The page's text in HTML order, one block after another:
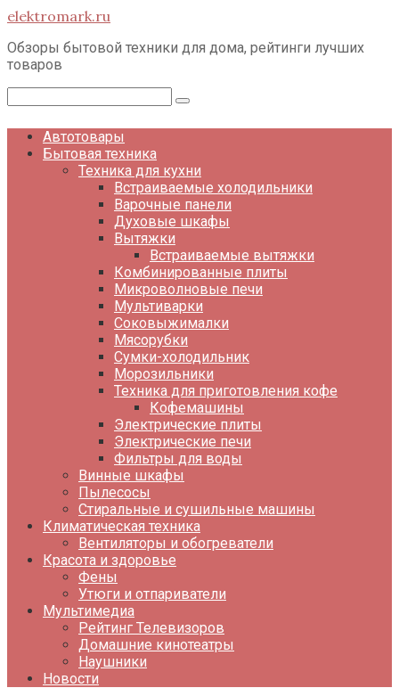
Перейти
контенту
elektromark.ru
Обзоры бытовой техники для дома, рейтинги лучших
товаров
Автотовары
Бытовая техника
Техника для кухни
Встраиваемые холодильники
Варочные панели
Духовые шкафы
Вытяжки
Встраиваемые вытяжки
Комбинированные плиты
Микроволновые печи
Мультиварки
Соковыжималки
Мясорубки
Сумки-холодильник
Морозильники
Техника для приготовления кофе
Кофемашины
Электрические плиты
Электрические печи
Фильтры для воды
Винные шкафы
Пылесосы
Стиральные и сушильные машины
Климатическая техника
Вентиляторы и обогреватели
Красота и здоровье
Фены
Утюги и отпариватели
Мультимедиа
Рейтинг Телевизоров
Домашние кинотеатры
Наушники
Новости